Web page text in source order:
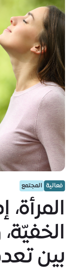
فعالية المجتمع
المرأة،
بين